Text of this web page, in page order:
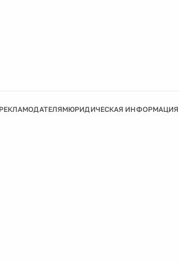
ЮРИДИЧЕСКАЯ ИНФОРМАЦИЯ